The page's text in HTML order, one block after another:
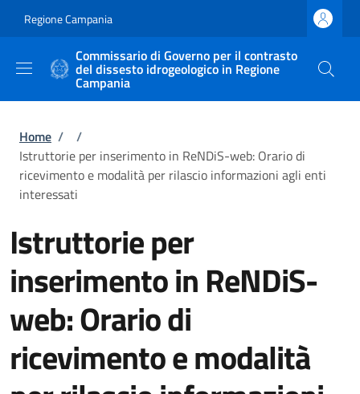
Regione Campania
Commissario di Governo per il contrasto
del dissesto idrogeologico in Regione
Campania
Briciole di pane
Home /
/
Istruttorie per inserimento in ReNDiS-web: Orario di
ricevimento e modalità per rilascio informazioni agli enti
interessati
Istruttorie per
inserimento in ReNDiS-
web: Orario di
ricevimento e modalità